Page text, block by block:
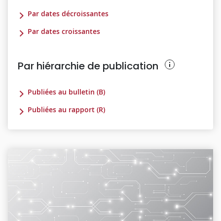
Par dates décroissantes
Par dates croissantes
Par hiérarchie de publication
Publiées au bulletin (B)
Publiées au rapport (R)